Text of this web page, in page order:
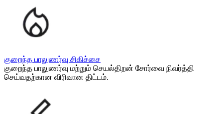
குறைந்த பாலுணர்வு சிகிச்சை
குறைந்த பாலுணர்வு மற்றும் செயல்திறன் சோர்வை நிவர்த்தி
செய்வதற்கான விரிவான திட்டம்.